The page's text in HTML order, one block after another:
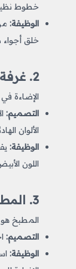
خطوط
الوظيفة:
خلق أجواء
2. غرفة النوم
الإضاءة
التصميم:
الألوان
الوظيفة:
اللون
3. المطبخ
المطبخ
التصميم:
الوظيفة: